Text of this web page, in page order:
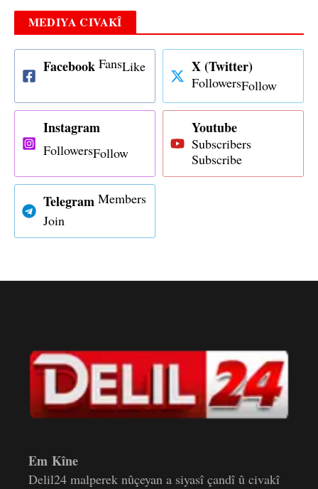
MEDIYA CIVAKÎ
Facebook FansLike X (Twitter)
FollowersFollow
Instagram
FollowersFollow
Youtube
Subscribers
Subscribe
Telegram Members
Join
Em Kîne
Delil24 malperek nûçeyan a siyasî çandî û civakî